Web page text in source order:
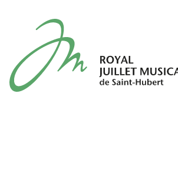
Royal Juillet Musical de Saint-Hubert